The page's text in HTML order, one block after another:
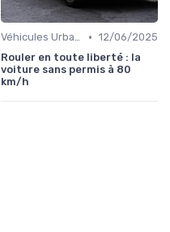
Véhicules Urbains • 12/06/2025
Rouler en toute liberté : la
voiture sans permis à 80
km/h